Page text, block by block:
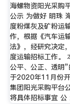
海螺物资阳光采购
公示 为做好 明珠
度粉煤灰及矿粉运
作，根据《汽车运
法》，经研究决定
度运输招标工作。
公平、公正、透明
于2020年11月份
集团阳光采购平台
将具体招标事宜 公